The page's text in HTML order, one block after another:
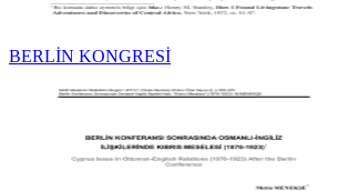
BERLİN KONGRESİ